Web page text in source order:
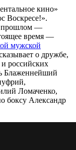
кино»
Воскресе!».
прошлом —
время —
мужской
о дружбе,
российских
Блаженнейший
Ломаченко,
боксу Александр